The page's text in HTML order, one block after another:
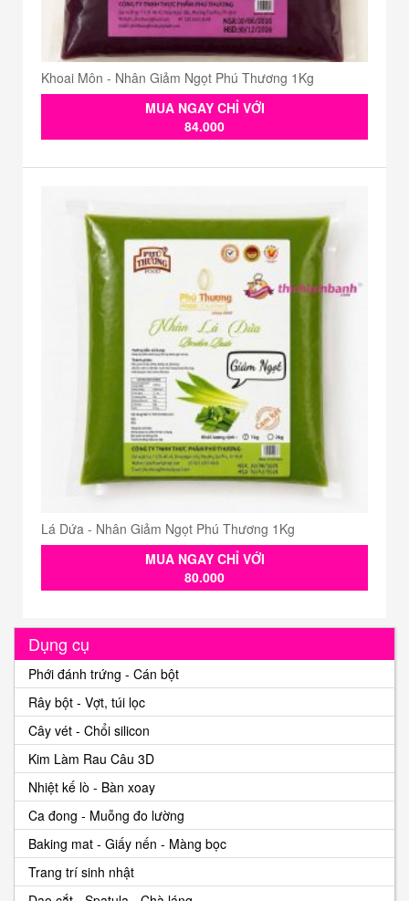
Khoai Môn - Nhân Giảm Ngọt Phú Thương 1Kg
MUA NGAY CHỈ VỚI
84.000
Lá Dứa - Nhân Giảm Ngọt Phú Thương 1Kg
MUA NGAY CHỈ VỚI
80.000
Dụng cụ
Phới đánh trứng - Cán bột
Rây bột - Vợt, túi lọc
Cây vét - Chổi silicon
Kim Làm Rau Câu 3D
Nhiệt kế lò - Bàn xoay
Ca đong - Muỗng đo lường
Baking mat - Giấy nến - Màng bọc
Trang trí sinh nhật